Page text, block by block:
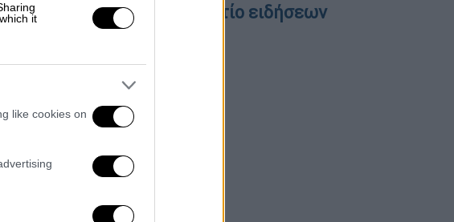
it
like cookies on
Μεσημεριανό δελτίο ειδήσεων
07/08/2026